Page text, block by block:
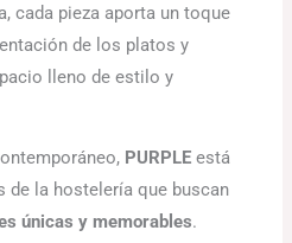
cada pieza aporta un toque
de los platos y
lleno de estilo y
PURPLE está
de la hostelería que buscan
únicas y memorables.